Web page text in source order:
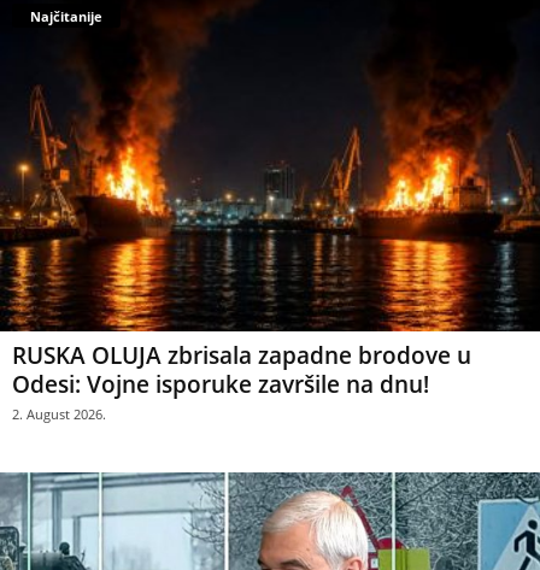
Najčitanije
RUSKA OLUJA zbrisala zapadne brodove u
Odesi: Vojne isporuke završile na dnu!
2. August 2026.